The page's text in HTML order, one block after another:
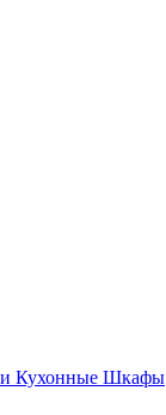
Кухонные Шкафы